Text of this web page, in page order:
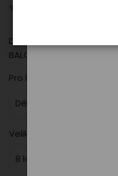
Dětské bavlněné tričko
BALOON Phoenix
Pro koho
Dětské
Velikost
8 let